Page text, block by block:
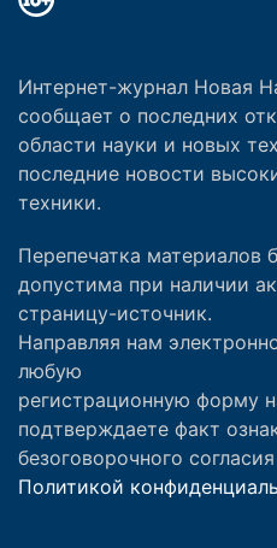
Интернет-журнал Новая
сообщает о последних
области науки и новых
последние новости
техники.
Перепечатка материалов
допустима при наличии
страницу-источник.
Направляя нам
любую
регистрационную форму
подтверждаете факт
безоговорочного
Политикой